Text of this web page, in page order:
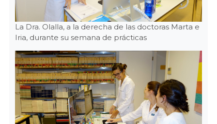
La Dra. Olalla, a la derecha de las doctoras Marta e
Iria, durante su semana de prácticas